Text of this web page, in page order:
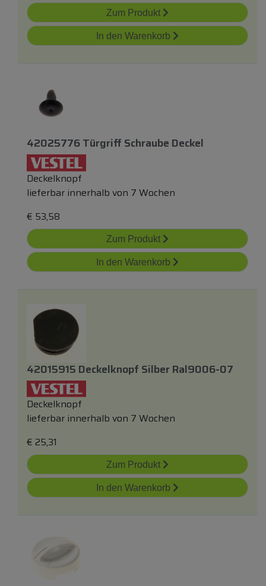
Zum Produkt
In den Warenkorb
42025776 Türgriff Schraube Deckel
Deckelknopf
lieferbar innerhalb von 7 Wochen
€ 53,58
Zum Produkt
In den Warenkorb
42015915 Deckelknopf Silber Ral9006-07
Deckelknopf
lieferbar innerhalb von 7 Wochen
€ 25,31
Zum Produkt
In den Warenkorb